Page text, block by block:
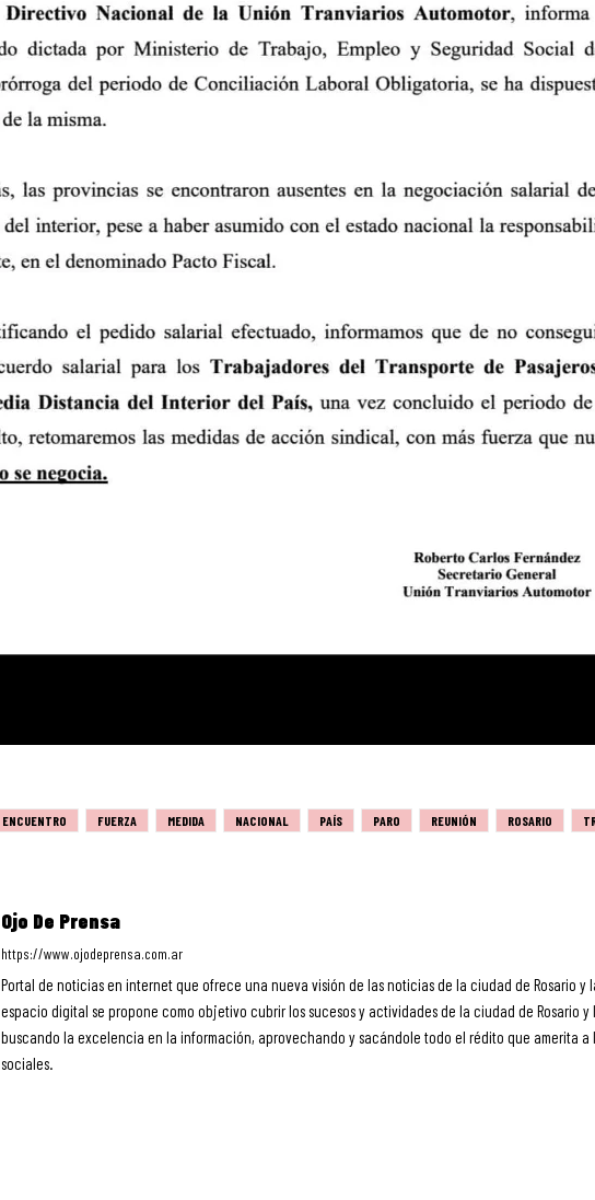
ENCUENTRO FUERZA MEDIDA NACIONAL PAÍS PARO REUNIÓN ROSARIO
Ojo De Prensa
https://www.ojodeprensa.com.ar
Portal de noticias en internet que ofrece una nueva visión de las noticias de la ciudad de Rosario y
espacio digital se propone como objetivo cubrir los sucesos y actividades de la ciudad de Rosario y
buscando la excelencia en la información, aprovechando y sacándole todo el rédito que amerita a
sociales.